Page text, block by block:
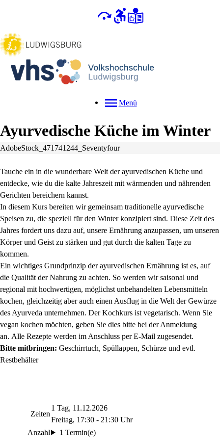
Menü
Ayurvedische Küche im Winter
AdobeStock_471741244_Seventyfour
Tauche ein in die wunderbare Welt der ayurvedischen Küche und
entdecke, wie du die kalte Jahreszeit mit wärmenden und nährenden
Gerichten bereichern kannst.
In diesem Kurs bereiten wir gemeinsam traditionelle ayurvedische
Speisen zu, die speziell für den Winter konzipiert sind. Diese Zeit des
Jahres fordert uns dazu auf, unsere Ernährung anzupassen, um unseren
Körper und Geist zu stärken und gut durch die kalten Tage zu
kommen.
Ein wichtiges Grundprinzip der ayurvedischen Ernährung ist es, auf
die Qualität der Nahrung zu achten. So werden wir saisonal und
regional mit hochwertigen, möglichst unbehandelten Lebensmitteln
kochen, gleichzeitig aber auch einen Ausflug in die Welt der Gewürze
des Ayurveda unternehmen. Der Kochkurs ist vegetarisch. Wenn Sie
vegan kochen möchten, geben Sie dies bitte bei der Anmeldung
an. Alle Rezepte werden im Anschluss per E-Mail zugesendet.
Bitte mitbringen: Geschirrtuch, Spüllappen, Schürze und evtl.
Restbehälter
Zeiten
1 Tag, 11.12.2026
Freitag, 17:30 - 21:30 Uhr
Anzahl
1 Termin(e)